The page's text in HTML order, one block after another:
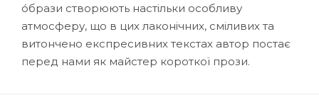
óбрази створюють настільки особливу
атмосферу, що в цих лаконічних, сміливих та
витончено експресивних текстах автор постає
перед нами як майстер короткої прози.